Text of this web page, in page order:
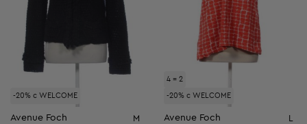
-20% с WELCOME
Avenue Foch M
4 = 2
-20% с WELCOME
Avenue Foch